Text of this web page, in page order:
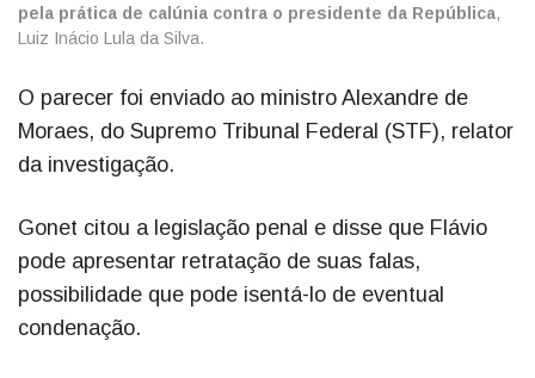
pela prática de calúnia contra o presidente da República,
Luiz Inácio Lula da Silva.
O parecer foi enviado ao ministro Alexandre de
Moraes, do Supremo Tribunal Federal (STF), relator
da investigação.
Gonet citou a legislação penal e disse que Flávio
pode apresentar retratação de suas falas,
possibilidade que pode isentá-lo de eventual
condenação.